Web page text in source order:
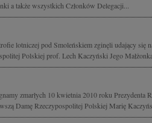
a także wszystkich Członków Delegacji...
lotniczej pod Smoleńskiem zginęli udający się
Polskiej prof. Lech Kaczyński Jego
zmarłych 10 kwietnia 2010 roku Prezydenta
Damę Rzeczypospolitej Polskiej Marię